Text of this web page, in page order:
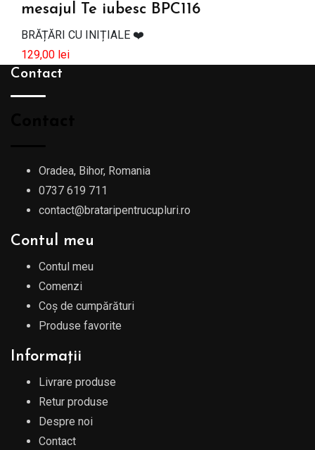
mesajul Te iubesc BPC116
BRĂȚĂRI CU INIȚIALE ❤️
129,00 lei
Contact
Oradea, Bihor, Romania
0737 619 711
contact@brataripentrucupluri.ro
Contul meu
Contul meu
Comenzi
Coș de cumpărături
Produse favorite
Informații
Livrare produse
Retur produse
Despre noi
Contact